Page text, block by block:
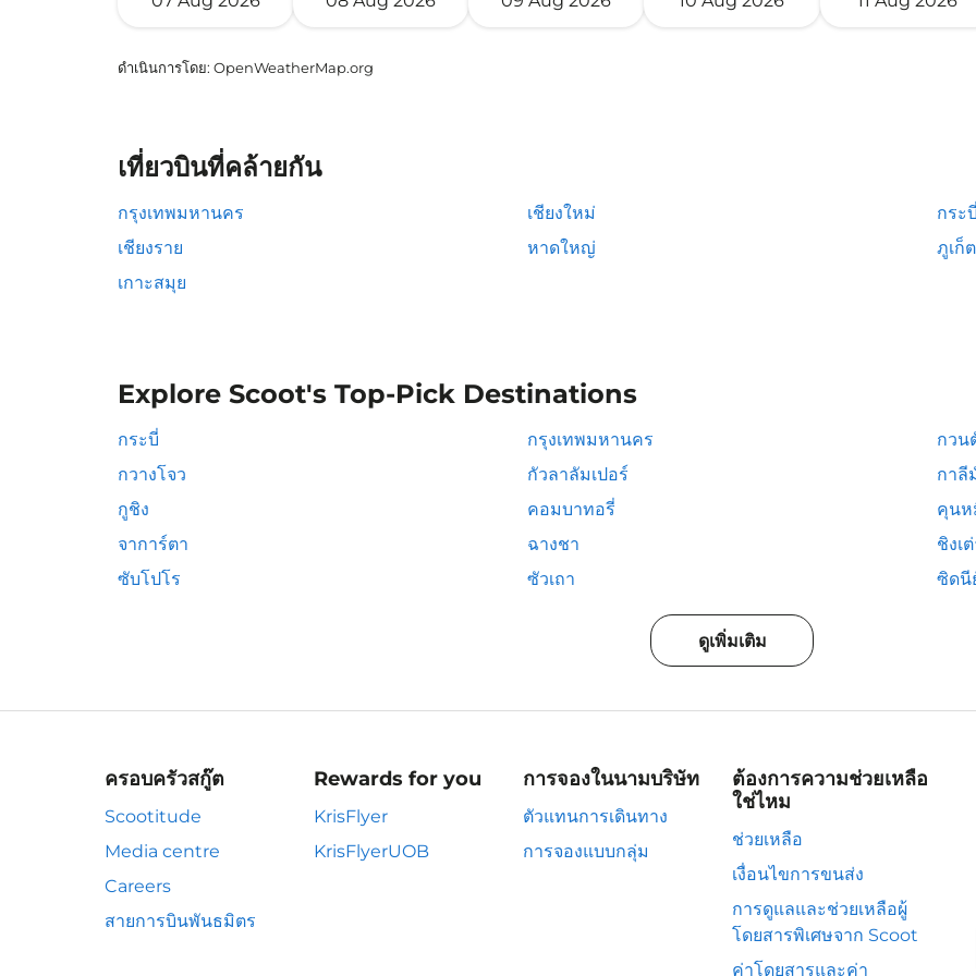
ดำเนินการโดย: OpenWeatherMap.org
เที่ยวบินที่คล้ายกัน
กรุงเทพมหานคร เชียงใหม่
กระบี่
เชียงราย
หาดใหญ่
ภูเก็ต
เกาะสมุย
Explore Scoot's Top-Pick Destinations
กระบี่ กรุงเทพมหานคร
กวน
กวางโจว
กัวลาลัมเปอร์
กาลี
กูชิง
คอมบาทอรี่
คุนห
จาการ์ตา
ฉางชา
ชิงเ
ซับโปโร
ซัวเถา ซิดนี
ดูเพิ่มเติม
ครอบครัวสกู๊ต
Scootitude
Media centre
Careers
สายการบินพันธมิตร
Rewards for you
KrisFlyer
KrisFlyerUOB
การจองในนามบริษัท
ตัวแทนการเดินทาง
การจองแบบกลุ่ม
ต้องการความช่วยเหลือ
ใช่ไหม
ช่วยเหลือ
เงื่อนไขการขนส่ง
การดูแลและช่วยเหลือผู้
โดยสารพิเศษจาก Scoot
ค่าโดยสารและค่า